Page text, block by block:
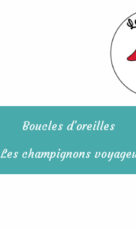
Boucles d’oreilles
Les champignons